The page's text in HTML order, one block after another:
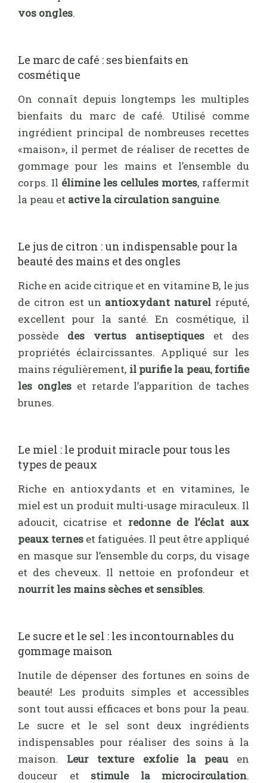
vos ongles.
Le marc de café : ses bienfaits en
cosmétique
On connaît depuis longtemps les multiples
bienfaits du marc de café. Utilisé comme
ingrédient principal de nombreuses recettes
«maison», il permet de réaliser de recettes de
gommage pour les mains et l’ensemble du
corps. Il élimine les cellules mortes, raffermit
la peau et active la circulation sanguine.
Le jus de citron : un indispensable pour la
beauté des mains et des ongles
Riche en acide citrique et en vitamine B, le jus
de citron est un antioxydant naturel réputé,
excellent pour la santé. En cosmétique, il
possède des vertus antiseptiques et des
propriétés éclaircissantes. Appliqué sur les
mains régulièrement, il purifie la peau, fortifie
les ongleset retarde l’apparition de taches
brunes.
Le miel : le produit miracle pour tous les
types de peaux
Riche en antioxydants et en vitamines, le
miel est un produit multi-usage miraculeux. Il
adoucit, cicatrise et redonne de l’éclat aux
peaux ternes et fatiguées. Il peut être appliqué
en masque sur l’ensemble du corps, du visage
et des cheveux. Il nettoie en profondeur et
nourrit les mains sèches et sensibles.
Le sucre et le sel : les incontournables du
gommage maison
Inutile de dépenser des fortunes en soins de
beauté! Les produits simples et accessibles
sont tout aussi efficaces et bons pour la peau.
Le sucre et le sel sont deux ingrédients
indispensables pour réaliser des soins à la
maison. Leur texture exfolie la peauen
douceur et stimule la microcirculation.